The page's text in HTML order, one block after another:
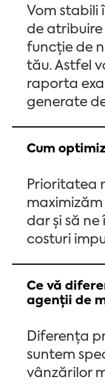
Vom stabili
de atribuire
funcție de
tău. Astfel
raporta
generate
Cum
Prioritatea
maximizăm
dar și să
costuri
Ce vă
agenții de
Diferența
suntem
vânzărilor